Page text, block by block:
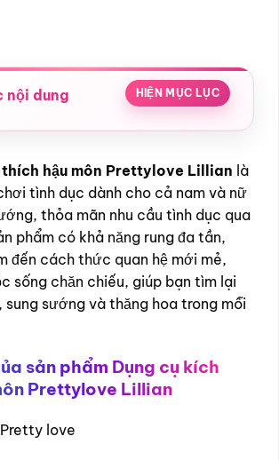
nội dung HIỆN MỤC LỤC
thích hậu môn Prettylove Lillian là
tình dục dành cho cả nam và nữ
thỏa mãn nhu cầu tình dục qua
phẩm có khả năng rung đa tần,
đến cách thức quan hệ mới mẻ,
sống chăn chiếu, giúp bạn tìm lại
sung sướng và thăng hoa trong mỗi
sản phẩm Dụng cụ kích
Prettylove Lillian
love